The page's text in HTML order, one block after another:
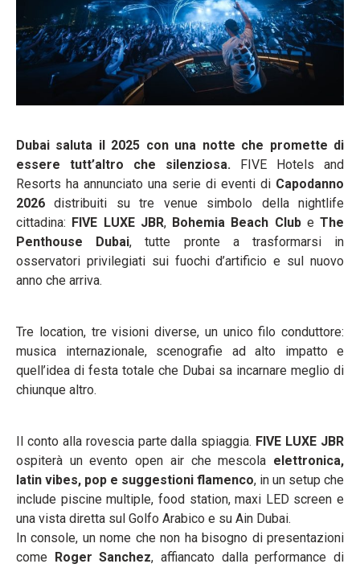
Dubai saluta il 2025 con una notte che promette di
essere tutt’altro che silenziosa. FIVE Hotels and
Resorts ha annunciato una serie di eventi di Capodanno
2026 distribuiti su tre venue simbolo della nightlife
cittadina: FIVE LUXE JBR, Bohemia Beach Clube The
Penthouse Dubai, tutte pronte a trasformarsi in
osservatori privilegiati sui fuochi d’artificio e sul nuovo
anno che arriva.
Tre location, tre visioni diverse, un unico filo conduttore:
musica internazionale, scenografie ad alto impatto e
quell’idea di festa totale che Dubai sa incarnare meglio di
chiunque altro.
Il conto alla rovescia parte dalla spiaggia. FIVE LUXE JBR
ospiterà un evento open air che mescola elettronica,
latin vibes, pop e suggestioni flamenco, in un setup che
include piscine multiple, food station, maxi LED screen e
una vista diretta sul Golfo Arabico e su Ain Dubai.
In console, un nome che non ha bisogno di presentazioni
come
Roger Sanchez, affiancato dalla performance di